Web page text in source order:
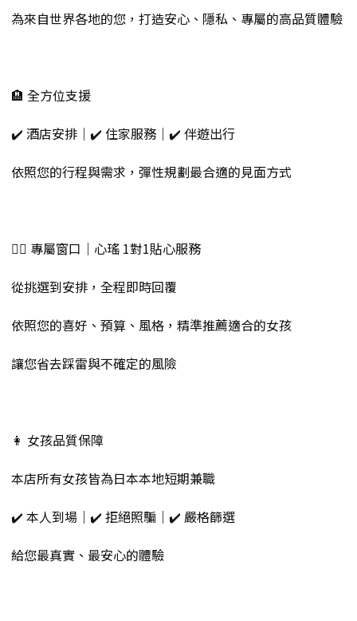
為來自世界各地的您，打造安心、隱私、專屬的高品質體驗
🏨 全方位支援
✔️ 酒店安排｜✔️ 住家服務｜✔️ 伴遊出行
依照您的行程與需求，彈性規劃最合適的見面方式
💁‍♀️ 專屬窗口｜心瑤 1對1貼心服務
從挑選到安排，全程即時回覆
依照您的喜好、預算、風格，精準推薦適合的女孩
讓您省去踩雷與不確定的風險
👩 女孩品質保障
本店所有女孩皆為日本本地短期兼職
✔️ 本人到場｜✔️ 拒絕照騙｜✔️ 嚴格篩選
給您最真實、最安心的體驗